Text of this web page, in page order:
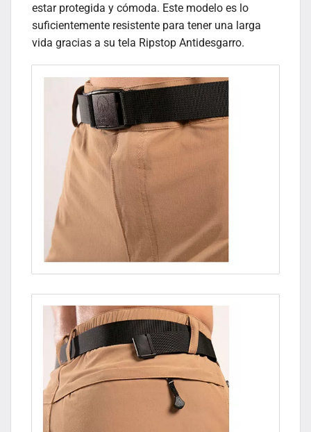
estar protegida y cómoda. Este modelo es lo
suficientemente resistente para tener una larga
vida gracias a su tela Ripstop Antidesgarro.